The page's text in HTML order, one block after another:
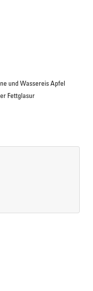
und Wassereis Apfel
Fettglasur